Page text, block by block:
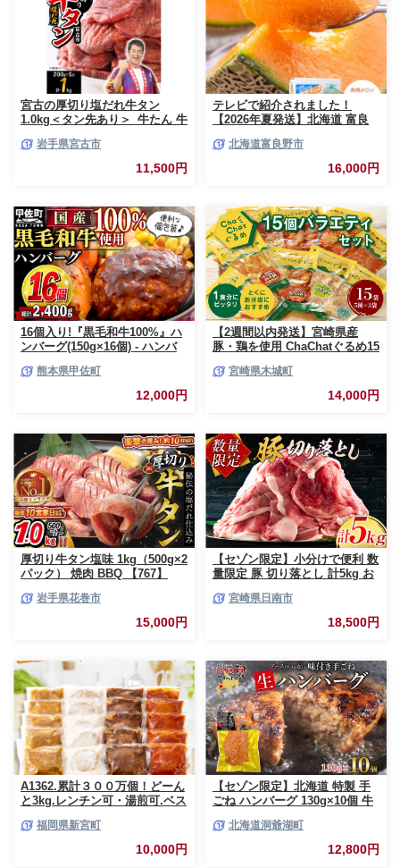
分け 宮崎県 日南市 送料無料
_BCV1-24
宮古の厚切り塩だれ牛タン
1.0kg＜タン先あり＞_牛たん 牛
厚切り牛タン【1181948】
岩手県宮古市
11,500円
テレビで紹介されました！
【2026年夏発送】北海道 富良
上 大玉サイズ メロン
北海道富良野市
16,000円
16個入り!『黒毛和牛100%』ハ
ンバーグ(150g×16個) - ハンバ
個包装 小分け 人気 牛肉100%
黒毛和牛 冷凍 国産 おすすめ ラ
ンキング 和牛 お取り寄せ 焼く
産牛 総菜 甲佐町【価格改定】X
熊本県甲佐町
12,000円
【2週間以内発送】宮崎県産
豚・鶏を使用 ChaChatぐるめ15
_K16_0040_4
宮崎県木城町
14,000円
厚切り牛タン塩味 1kg（500g×2
パック） 焼肉 BBQ 【767】
岩手県花巻市
15,000円
【セゾン限定】小分けで便利 数
量限定 豚 切り落とし 計5kg お
空パック 個包装 万能食材 おす
すめ おかず 食品 炒め物 お弁当
豚丼 豚しゃぶ しゃぶしゃぶ 焼
贈答 プレゼント おすそ分け 宮
崎県 日南市 送料無料_CCV2-26
宮崎県日南市
18,500円
A1362.累計３００万個！どーん
と3kg.レンチン可・湯煎可.ベス
【150g×20個】【訳あり】【北
海道・沖縄・離島へ配送不可】
福岡県新宮町
10,000円
【セゾン限定】北海道 特製 手
ごね ハンバーグ 130g×10個 牛
肉屋 手作り 小分け ジューシー
おかず 本格的 簡単 調理 グルメ
お取り寄せ お肉屋 たどころ 送
北海道洞爺湖町
12,800円